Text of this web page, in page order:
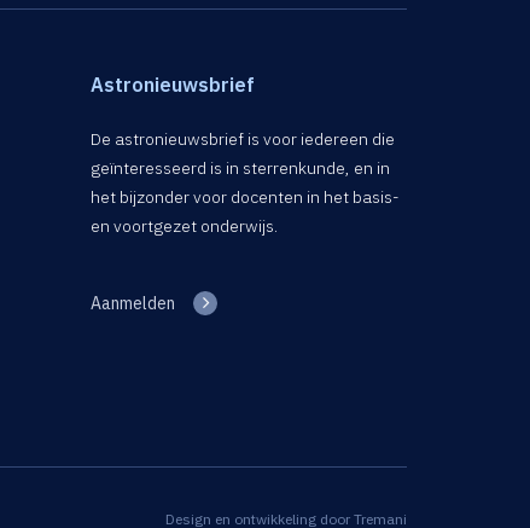
Astronieuwsbrief
De astronieuwsbrief is voor iedereen die
geïnteresseerd is in sterrenkunde, en in
het bijzonder voor docenten in het basis-
en voortgezet onderwijs.
Aanmelden
Design en ontwikkeling door Tremani